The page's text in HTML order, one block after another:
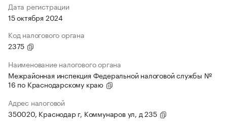
Дата регистрации
15 октября 2024
Код налогового органа
2375
Наименование налогового органа
Межрайонная инспекция Федеральной налоговой службы №
16 по Краснодарскому краю
Адрес налоговой
350020, Краснодар г, Коммунаров ул, д 235